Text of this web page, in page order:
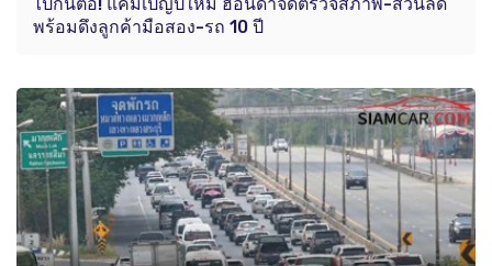
พร้อมดึงลูกค้ามือสอง-รถ 10 ปี